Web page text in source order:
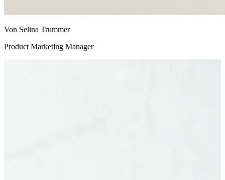
Von Selina Trummer
Product Marketing Manager